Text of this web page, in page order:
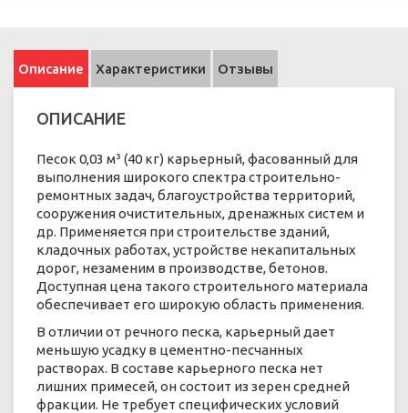
Описание Характеристики Отзывы
ОПИСАНИЕ
Песок 0,03 м³ (40 кг) карьерный, фасованный для
выполнения широкого спектра строительно-
ремонтных задач, благоустройства территорий,
сооружения очистительных, дренажных систем и
др. Применяется при строительстве зданий,
кладочных работах, устройстве некапитальных
дорог, незаменим в производстве, бетонов.
Доступная цена такого строительного материала
обеспечивает его широкую область применения.
В отличии от речного песка, карьерный дает
меньшую усадку в цементно-песчанных
растворах. В составе карьерного песка нет
лишних примесей, он состоит из зерен средней
фракции. Не требует специфических условий